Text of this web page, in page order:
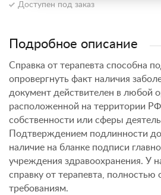
Доступен под заказ
Подробное описание
Справка от терапевта способна
опровергнуть факт наличия
документ действителен в любой
расположенной на территории
собственности или сферы
Подтверждением подлинности
наличие на бланке подписи
учреждения здравоохранения. У
справку от терапевта,
требованиям.